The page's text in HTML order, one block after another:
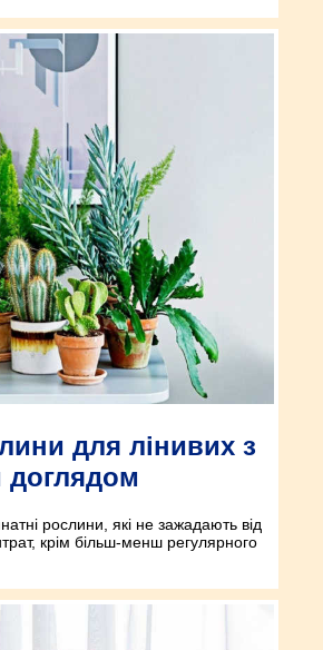
для лінивих з
доглядом
рослини, які не зажадають від
крім більш-менш регулярного